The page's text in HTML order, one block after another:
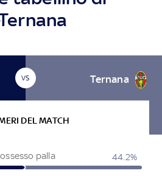
VS Ternana
DEL MATCH
palla 44.2%